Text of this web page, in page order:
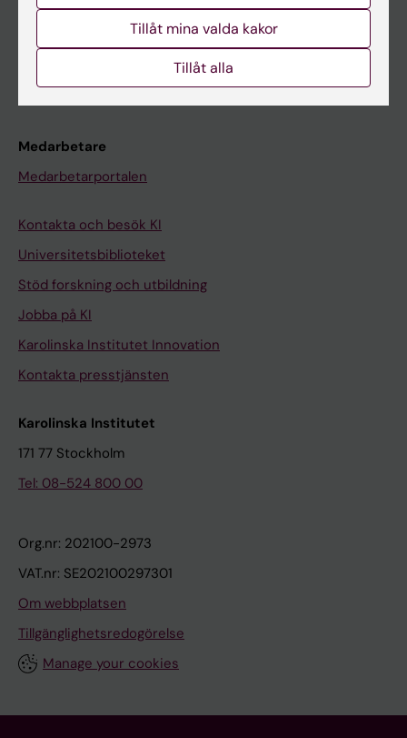
Kurs- och programwebbar
Student på KI
Medarbetare
Medarbetarportalen
Kontakta och besök KI
Universitetsbiblioteket
Stöd forskning och utbildning
Jobba på KI
Karolinska Institutet Innovation
Kontakta presstjänsten
Karolinska Institutet
171 77 Stockholm
Tel: 08-524 800 00
Org.nr: 202100-2973
VAT.nr: SE202100297301
Om webbplatsen
Tillgänglighetsredogörelse
Manage your cookies
Tillåt mina valda kakor
Tillåt alla